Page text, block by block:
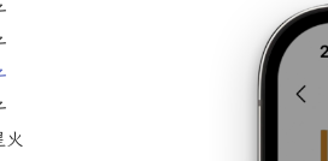
的投资组合管理指
统计学与机器学习
火